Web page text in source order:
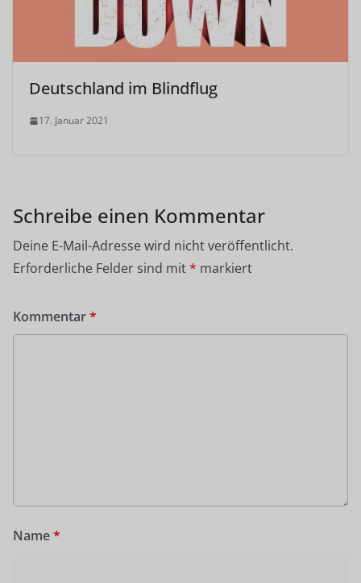
Deutschland im Blindflug
17. Januar 2021
Schreibe einen Kommentar
Deine E-Mail-Adresse wird nicht veröffentlicht.
Erforderliche Felder sind mit* markiert
Kommentar*
Name*